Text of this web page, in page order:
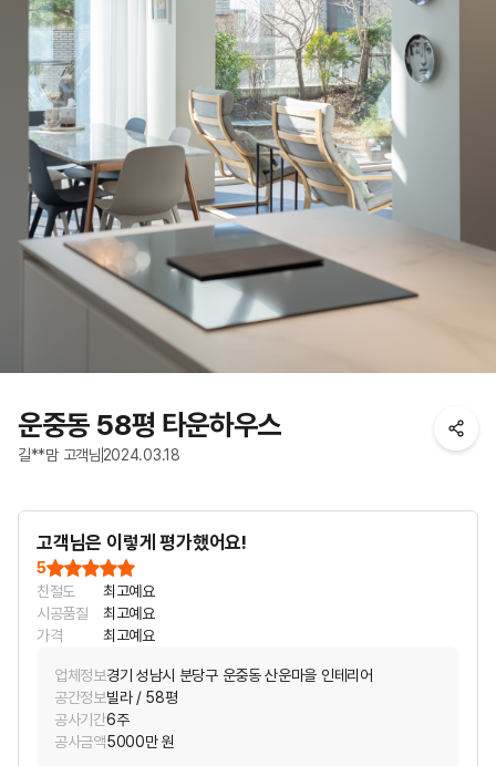
운중동 58평 타운하우스
길**맘 고객님 2024.03.18
고객님은 이렇게 평가했어요!
5
친절도
최고예요
시공품질
최고예요
가격
최고예요
업체정보경기 성남시 분당구 운중동 산운마을 인테리어
공간정보빌라 / 58평
공사기간6주
공사금액5000만 원